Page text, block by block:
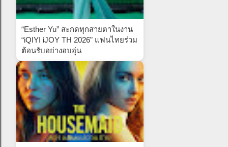
“Esther Yu” สะกดทุกสายตาในงาน
“iQIYI iJOY TH 2026” แฟนไทยร่วม
ต้อนรับอย่างอบอุ่น